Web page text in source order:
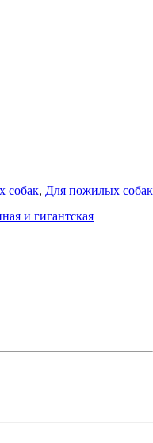
собак, Для пожилых собак
и гигантская